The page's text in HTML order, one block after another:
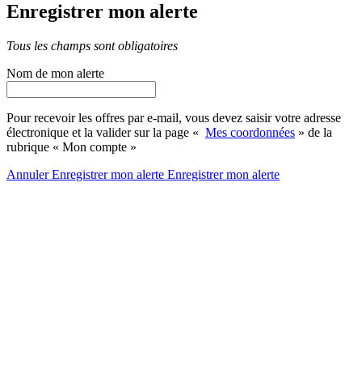
Enregistrer mon alerte
Tous les champs sont obligatoires
Nom de mon alerte
Pour recevoir les offres par e-mail, vous devez saisir votre adresse
électronique et la valider sur la page « Mes coordonnées » de la
rubrique « Mon compte »
AnnulerEnregistrer mon alerte Enregistrermon alerte